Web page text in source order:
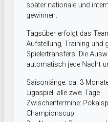
später nationale und
gewinnen.
Tagsüber erfolgt das
Aufstellung, Training und
Spielertransfers. Die
automatisch jede Nacht
Saisonlänge: ca. 3
Ligaspiel: alle zwei Tage
Zwischentermine:
Championscup